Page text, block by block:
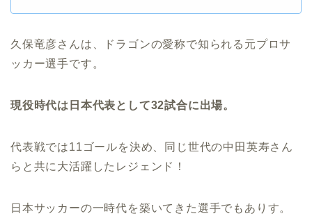
久保竜彦さんは、ドラゴンの愛称で知られる元プロサ
ッカー選手です。
現役時代は日本代表として32試合に出場。
代表戦では11ゴールを決め、同じ世代の中田英寿さん
らと共に大活躍したレジェンド！
日本サッカーの一時代を築いてきた選手でもありす。